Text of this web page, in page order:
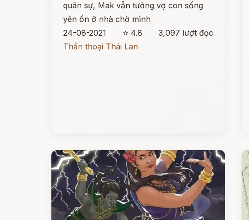
quân sự, Mak vẫn tưởng vợ con sống
yên ổn ở nhà chờ mình
24-08-2021
⭐ 4.8
3,097 lượt đọc
Thần thoại Thái Lan